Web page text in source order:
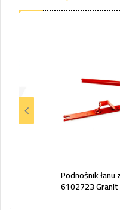
Podnośnik
6102723 Granit